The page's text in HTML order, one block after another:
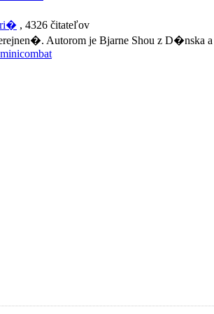
, 4326 čitateľov
Autorom je Bjarne Shou z D�nska